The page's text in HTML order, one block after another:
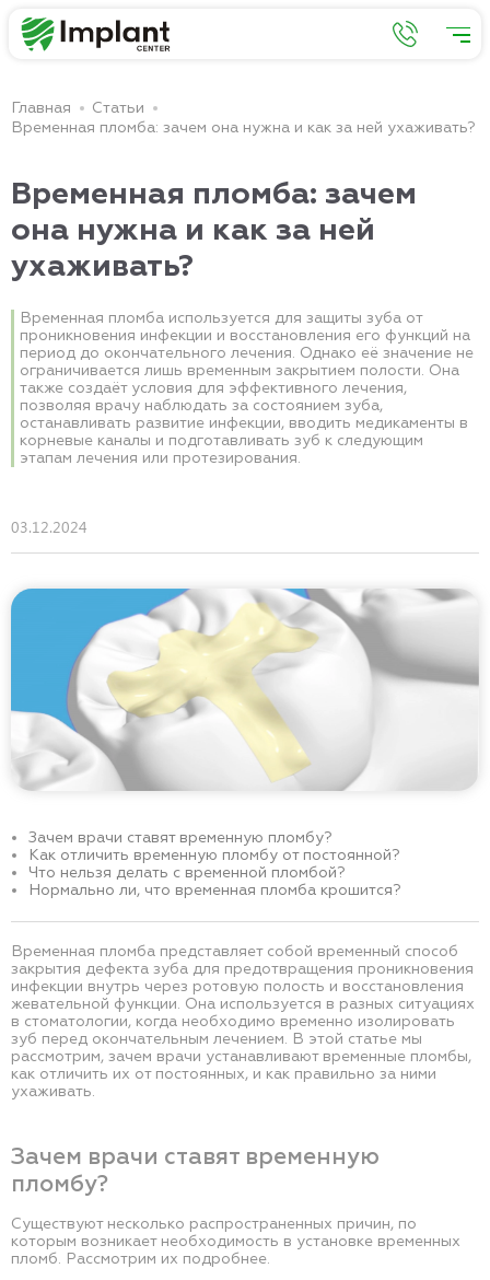
Главная
Статьи
Временная пломба: зачем она нужна и как за ней ухаживать?
Временная пломба: зачем
она нужна и как за ней
ухаживать?
Временная пломба используется для защиты зуба от
проникновения инфекции и восстановления его функций на
период до окончательного лечения. Однако её значение не
ограничивается лишь временным закрытием полости. Она
также создаёт условия для эффективного лечения,
позволяя врачу наблюдать за состоянием зуба,
останавливать развитие инфекции, вводить медикаменты в
корневые каналы и подготавливать зуб к следующим
этапам лечения или протезирования.
03.12.2024
Зачем врачи ставят временную пломбу?
Как отличить временную пломбу от постоянной?
Что нельзя делать с временной пломбой?
Нормально ли, что временная пломба крошится?
Временная пломба представляет собой временный способ
закрытия дефекта зуба для предотвращения проникновения
инфекции внутрь через ротовую полость и восстановления
жевательной функции. Она используется в разных ситуациях
в стоматологии, когда необходимо временно изолировать
зуб перед окончательным лечением. В этой статье мы
рассмотрим, зачем врачи устанавливают временные пломбы,
как отличить их от постоянных, и как правильно за ними
ухаживать.
Зачем врачи ставят временную
пломбу?
Существуют несколько распространенных причин, по
которым возникает необходимость в установке временных
пломб. Рассмотрим их подробнее.